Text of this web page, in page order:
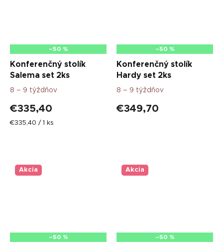
–50 %
Konferenčný stolík
Salema set 2ks
8 – 9 týždňov
€335,40
Jednotková
€335,40 / 1 ks
–50 %
Konferenčný stolík
Hardy set 2ks
8 – 9 týždňov
€349,70
Akcia
–50 %
Akcia
–50 %